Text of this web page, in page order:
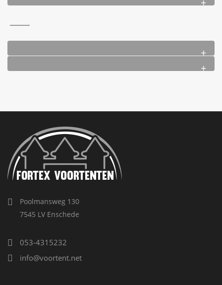
Poolmansweg 130
7545 LV Enschede
053-4315232
info@voortent.net